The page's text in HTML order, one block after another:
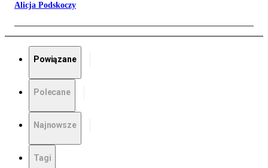
Alicja Podskoczy
Powiązane
Polecane
Najnowsze
Tagi